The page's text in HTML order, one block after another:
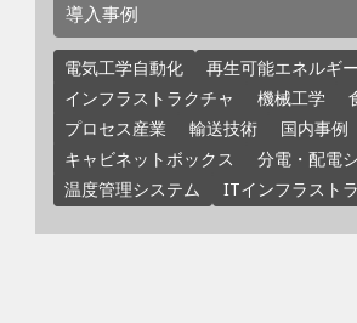
導入事例
電気工学自動化 再生可能エネルギー
インフラストラクチャ
機械工学
プロセス産業
輸送技術
国内事例
キャビネットボックス
分電・配電
温度管理システム
ITインフラスト